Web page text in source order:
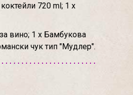
720 ml; 1 х
вино; 1 х Бамбукова
чук тип "Мудлер".